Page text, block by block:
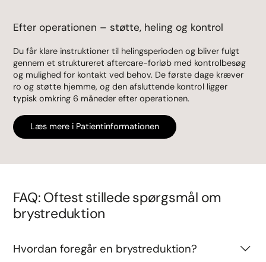
Efter operationen – støtte, heling og kontrol
Du får klare instruktioner til helingsperioden og bliver fulgt
gennem et struktureret aftercare-forløb med kontrolbesøg
og mulighed for kontakt ved behov. De første dage kræver
ro og støtte hjemme, og den afsluttende kontrol ligger
typisk omkring 6 måneder efter operationen.
Læs mere i Patientinformationen
FAQ: Oftest stillede spørgsmål om
brystreduktion
Hvordan foregår en brystreduktion?